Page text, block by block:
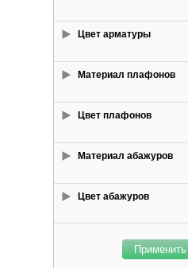
Цвет арматуры
Материал плафонов
Цвет плафонов
Материал абажуров
Цвет абажуров
Применить